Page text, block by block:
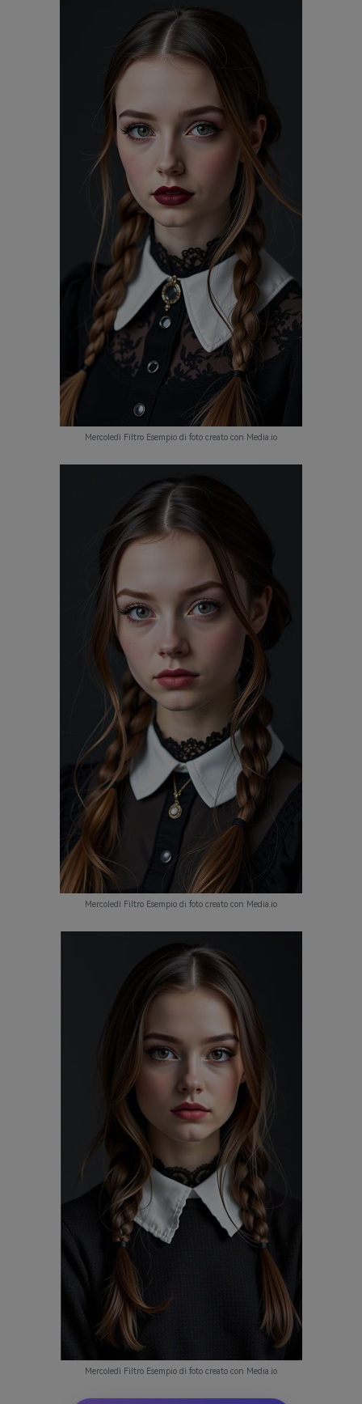
Mercoledì Filtro Esempio di foto creato con Media.io
Mercoledì Filtro Esempio di foto creato con Media.io
Mercoledì Filtro Esempio di foto creato con Media.io